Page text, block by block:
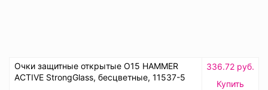
Очки защитные открытые О15 HAMMER
ACTIVE StrongGlass, бесцветные, 11537-5
336.72 руб.
Купить